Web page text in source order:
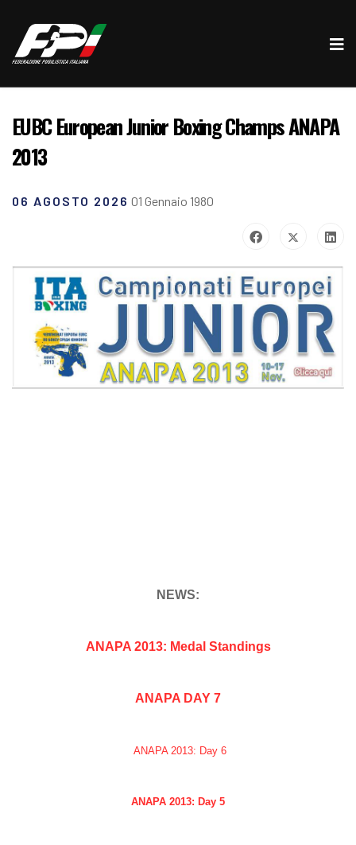
EUBC European Junior Boxing Champs ANAPA
2013
06 AGOSTO 2026 01 Gennaio 1980
NEWS:
ANAPA 2013: Medal Standings
ANAPA DAY 7
ANAPA 2013: Day 6
ANAPA 2013: Day 5